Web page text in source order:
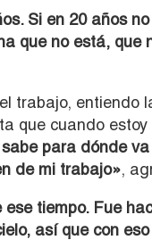
Si en 20 años
que no está, que
trabajo, entiendo
que cuando
para dónde
de mi trabajo»,
tiempo. Fue
así que con